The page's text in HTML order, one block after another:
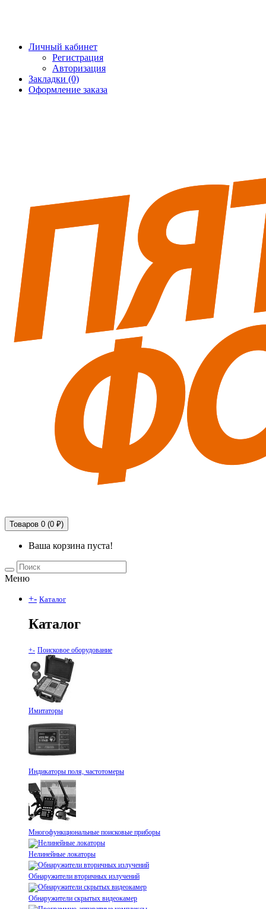
Личный кабинет
Регистрация
Авторизация
Закладки (0)
Оформление заказа
Товаров 0 (0 ₽)
Ваша корзина пуста!
Меню
+- Каталог
Каталог
+- Поисковое оборудование
Имитаторы
Индикаторы поля, частотомеры
Многофункциональные поисковые приборы
Нелинейные локаторы
Обнаружители вторичных излучений
Обнаружители скрытых видеокамер